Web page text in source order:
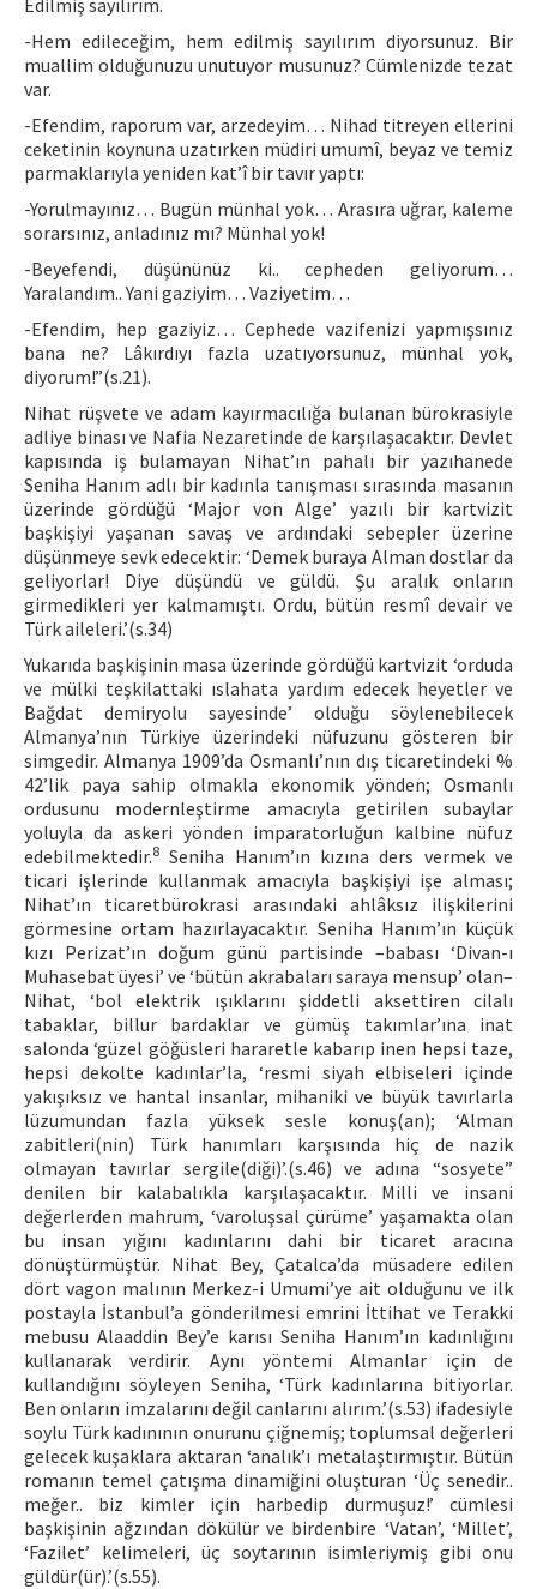
Edilmiş sayılırım.
-Hem edileceğim, hem edilmiş sayılırım diyorsunuz. Bir
muallim olduğunuzu unutuyor musunuz? Cümlenizde tezat
var.
-Efendim, raporum var, arzedeyim… Nihad titreyen ellerini
ceketinin koynuna uzatırken müdiri umumî, beyaz ve temiz
parmaklarıyla yeniden kat’î bir tavır yaptı:
-Yorulmayınız… Bugün münhal yok… Arasıra uğrar, kaleme
sorarsınız, anladınız mı? Münhal yok!
-Beyefendi, düşününüz ki.. cepheden geliyorum…
Yaralandım.. Yani gaziyim… Vaziyetim…
-Efendim, hep gaziyiz… Cephede vazifenizi yapmışsınız
bana ne? Lâkırdıyı fazla uzatıyorsunuz, münhal yok,
diyorum!”(s.21).
Nihat rüşvete ve adam kayırmacılığa bulanan bürokrasiyle
adliye binası ve Nafia Nezaretinde de karşılaşacaktır. Devlet
kapısında iş bulamayan Nihat’ın pahalı bir yazıhanede
Seniha Hanım adlı bir kadınla tanışması sırasında masanın
üzerinde gördüğü ‘Major von Alge’ yazılı bir kartvizit
başkişiyi yaşanan savaş ve ardındaki sebepler üzerine
düşünmeye sevk edecektir: ‘Demek buraya Alman dostlar da
geliyorlar! Diye düşündü ve güldü. Şu aralık onların
girmedikleri yer kalmamıştı. Ordu, bütün resmî devair ve
Türk aileleri.’(s.34)
Yukarıda başkişinin masa üzerinde gördüğü kartvizit ‘orduda
ve mülki teşkilattaki ıslahata yardım edecek heyetler ve
Bağdat demiryolu sayesinde’ olduğu söylenebilecek
Almanya’nın Türkiye üzerindeki nüfuzunu gösteren bir
simgedir. Almanya 1909’da Osmanlı’nın dış ticaretindeki %
42’lik paya sahip olmakla ekonomik yönden; Osmanlı
ordusunu modernleştirme amacıyla getirilen subaylar
yoluyla da askeri yönden imparatorluğun kalbine nüfuz
edebilmektedir.8 Seniha Hanım’ın kızına ders vermek ve
ticari işlerinde kullanmak amacıyla başkişiyi işe alması;
Nihat’ın ticaretbürokrasi arasındaki ahlâksız ilişkilerini
görmesine ortam hazırlayacaktır. Seniha Hanım’ın küçük
kızı Perizat’ın doğum günü partisinde –babası ‘Divan-ı
Muhasebat üyesi’ ve ‘bütün akrabaları saraya mensup’ olan–
Nihat, ‘bol elektrik ışıklarını şiddetli aksettiren cilalı
tabaklar, billur bardaklar ve gümüş takımlar’ına inat
salonda ‘güzel göğüsleri hararetle kabarıp inen hepsi taze,
hepsi dekolte kadınlar’la, ‘resmi siyah elbiseleri içinde
yakışıksız ve hantal insanlar, mihaniki ve büyük tavırlarla
lüzumundan fazla yüksek sesle konuş(an); ‘Alman
zabitleri(nin) Türk hanımları karşısında hiç de nazik
olmayan tavırlar sergile(diği)’.(s.46) ve adına “sosyete”
denilen bir kalabalıkla karşılaşacaktır. Milli ve insani
değerlerden mahrum, ‘varoluşsal çürüme’ yaşamakta olan
bu insan yığını kadınlarını dahi bir ticaret aracına
dönüştürmüştür. Nihat Bey, Çatalca’da müsadere edilen
dört vagon malının Merkez-i Umumi’ye ait olduğunu ve ilk
postayla İstanbul’a gönderilmesi emrini İttihat ve Terakki
mebusu Alaaddin Bey’e karısı Seniha Hanım’ın kadınlığını
kullanarak verdirir. Aynı yöntemi Almanlar için de
kullandığını söyleyen Seniha, ‘Türk kadınlarına bitiyorlar.
Ben onların imzalarını değil canlarını alırım.’(s.53) ifadesiyle
soylu Türk kadınının onurunu çiğnemiş; toplumsal değerleri
gelecek kuşaklara aktaran ‘analık’ı metalaştırmıştır. Bütün
romanın temel çatışma dinamiğini oluşturan ‘Üç senedir..
meğer.. biz kimler için harbedip durmuşuz!’ cümlesi
başkişinin ağzından dökülür ve birdenbire ‘Vatan’, ‘Millet’,
‘Fazilet’ kelimeleri, üç soytarının isimleriymiş gibi onu
güldür(ür).’(s.55).